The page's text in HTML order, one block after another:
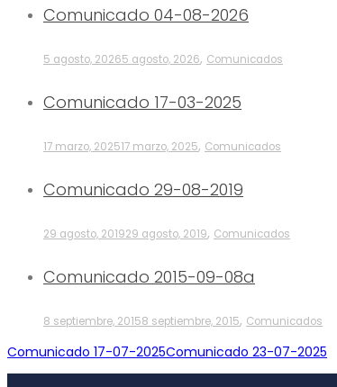
Comunicado 04-08-2026
5 agosto, 20265 agosto, 2026, Comunicados
Comunicado 17-03-2025
17 marzo, 202517 marzo, 2025, Comunicados
Comunicado 29-08-2019
29 agosto, 201929 agosto, 2019, Comunicados
Comunicado 2015-09-08a
8 septiembre, 20158 septiembre, 2015, Comunicados
Comunicado 17-07-2025Comunicado 23-07-2025